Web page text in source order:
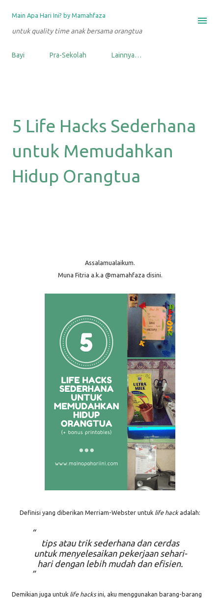
Langsung ke konten utama
Main Apa Hari Ini? by Mamahfaza
untuk quality time anak bersama orangtua
Bayi Pra-Sekolah Lainnya…
5 Life Hacks Sederhana
untuk Memudahkan
Hidup Orangtua
Assalamualaikum.
Muna Fitria a.k.a @mamahfaza disini.
Definisi yang diberikan Merriam-Webster untuk life hackadalah:
tips atau trik sederhana dan cerdas
untuk menyelesaikan pekerjaan sehari-
hari dengan lebih mudah dan efisien.
Demikian juga untuk life hacksini, aku menggunakan barang-barang